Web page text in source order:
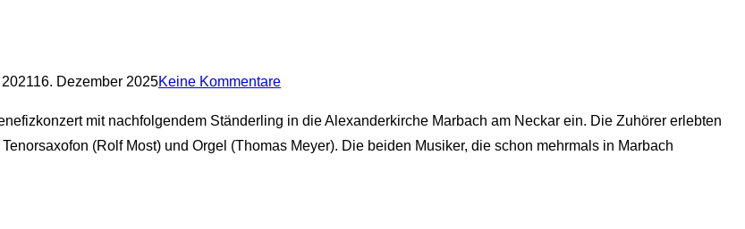
16. Dezember 2025Keine Kommentare
mit nachfolgendem Ständerling in die Alexanderkirche Marbach am Neckar ein. Die Zuhörer erlebten
(Rolf Most) und Orgel (Thomas Meyer). Die beiden Musiker, die schon mehrmals in Marbach